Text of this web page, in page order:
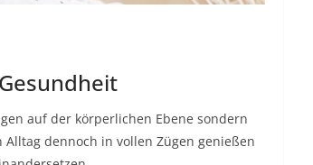
auf der körperlichen Ebene sondern
dennoch in vollen Zügen genießen